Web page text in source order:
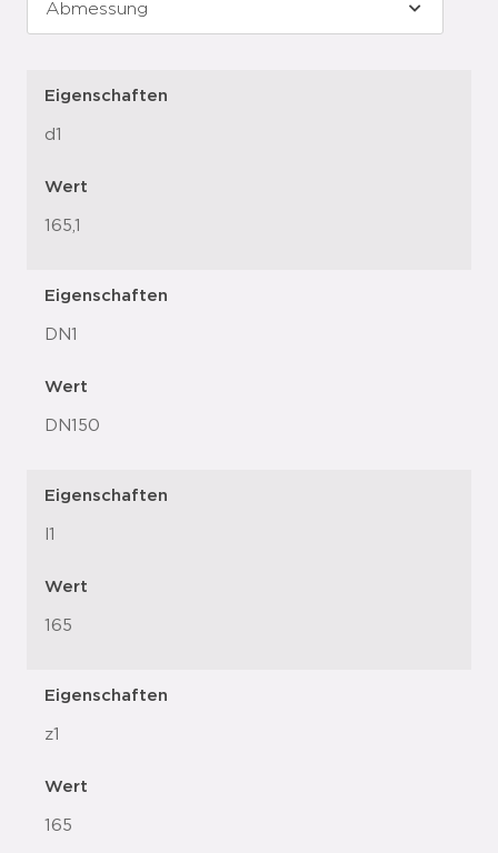
Eigenschaften
d1
Wert
165,1
Eigenschaften
DN1
Wert
DN150
Eigenschaften
l1
Wert
165
Eigenschaften
z1
Wert
165